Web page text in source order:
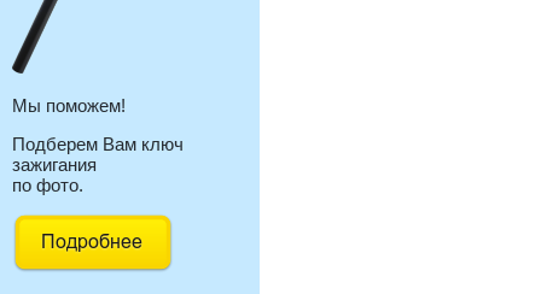
Мы поможем!
Подберем Вам ключ
зажигания
по фото.